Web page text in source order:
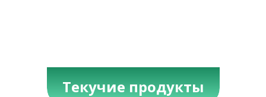
Текучие продукты